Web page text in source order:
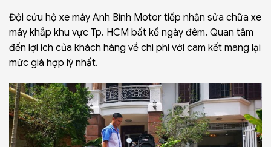
Đội cứu hộ xe máy Anh Bình Motor tiếp nhận sửa chữa xe
máy khắp khu vực Tp. HCM bất kể ngày đêm. Quan tâm
đến lợi ích của khách hàng về chi phí với cam kết mang lại
mức giá hợp lý nhất.